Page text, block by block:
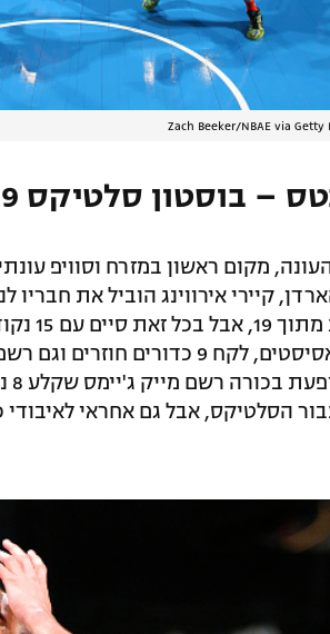
Zach Beeker/NBAE via Getty
– בוסטון סלטיקס 104:109
מספר 40 העונה, מקום ראשון במזרח
קיירי אירווינג הוביל את
קלע רק
עבור הסלטיקס, אבל גם אחראי